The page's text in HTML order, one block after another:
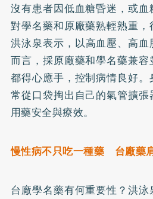
沒有患者因低血糖昏迷，或
對學名藥和原廠藥熟輕熟重
洪泳泉表示，以高血壓、高血
而言，採原廠藥和學名藥兼
都得心應手，控制病情良好。
常從口袋掏出自己的氣管擴
用藥安全與療效。
慢性病不只吃一種藥 台廠藥
台廠學名藥有何重要性？洪